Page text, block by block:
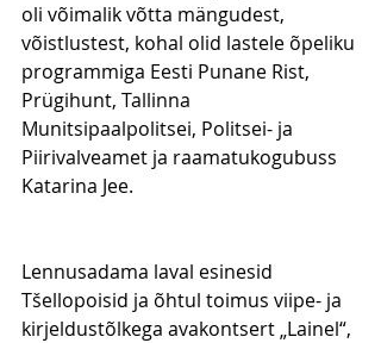
oli võimalik võtta mängudest,
võistlustest, kohal olid lastele õpeliku
programmiga Eesti Punane Rist,
Prügihunt, Tallinna
Munitsipaalpolitsei, Politsei- ja
Piirivalveamet ja raamatukogubuss
Katarina Jee.
Lennusadama laval esinesid
Tšellopoisid ja õhtul toimus viipe- ja
kirjeldustõlkega avakontsert „Lainel“,